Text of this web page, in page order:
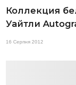
Коллекция
Уайтли
16 Серпня 2012